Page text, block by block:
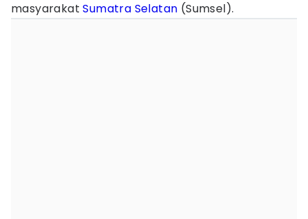
masyarakatSumatra Selatan (Sumsel).